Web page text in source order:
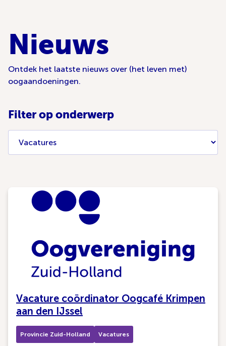
Nieuws
Ontdek het laatste nieuws over (het leven met)
oogaandoeningen.
Filter op onderwerp
Vacature coördinator Oogcafé Krimpen
aan den IJssel
Provincie Zuid-Holland Vacatures